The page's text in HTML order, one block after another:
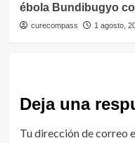
ébola Bundibugyo
curecompass 1 agosto,
Deja una
Tu dirección de correo